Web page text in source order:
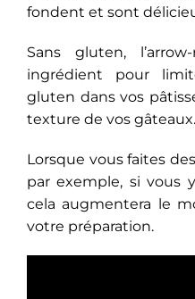
fondent et sont
Sans gluten,
ingrédient pour
gluten dans vos
texture de vos gâteaux.
Lorsque vous faites
par exemple, si vous
cela augmentera le
votre préparation.